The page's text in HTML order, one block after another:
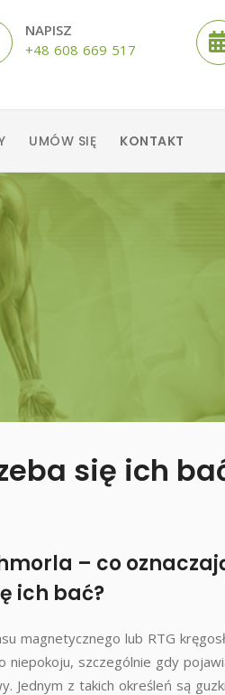
NAPISZ
+48 608 669 517
UMÓW SIĘ KONTAKT
się ich
– co
ich bać?
magnetycznego lub RTG
niepokoju, szczególnie gdy
Jednym z takich określeń są